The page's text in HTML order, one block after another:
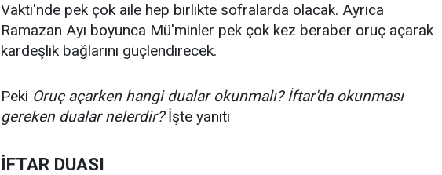
Vakti'nde pek çok aile hep birlikte sofralarda olacak. Ayrıca
Ramazan Ayı boyunca Mü'minler pek çok kez beraber oruç açarak
kardeşlik bağlarını güçlendirecek.
Peki Oruç açarken hangi dualar okunmalı? İftar'da okunması
gereken dualar nelerdir?İşte yanıtı
İFTAR DUASI